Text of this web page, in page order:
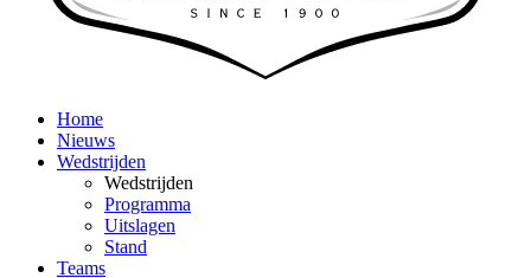
Home
Nieuws
Wedstrijden
Wedstrijden
Programma
Uitslagen
Stand
Teams